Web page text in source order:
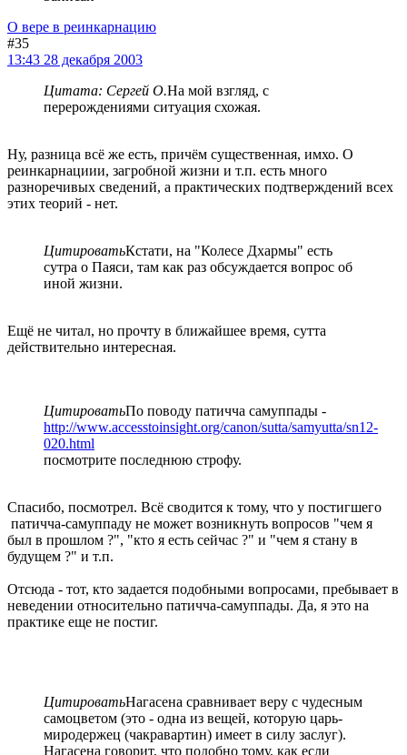
О вере в реинкарнацию
#35
13:43 28 декабря 2003
Цитата: Сергей О.На мой взгляд, с
перерождениями ситуация схожая.
Ну, разница всё же есть, причём существенная, имхо. О
реинкарнациии, загробной жизни и т.п. есть много
разноречивых сведений, а практических подтверждений всех
этих теорий - нет.
ЦитироватьКстати, на "Колесе Дхармы" есть
сутра о Паяси, там как раз обсуждается вопрос об
иной жизни.
Ещё не читал, но прочту в ближайшее время, сутта
действительно интересная.
ЦитироватьПо поводу патичча самуппады -
http://www.accesstoinsight.org/canon/sutta/samyutta/sn12-
020.html
посмотрите последнюю строфу.
Спасибо, посмотрел. Всё сводится к тому, что у постигшего
патичча-самуппаду не может возникнуть вопросов "чем я
был в прошлом ?", "кто я есть сейчас ?" и "чем я стану в
будущем ?" и т.п.
Отсюда - тот, кто задается подобными вопросами, пребывает в
неведении относительно патичча-самуппады. Да, я это на
практике еще не постиг.
ЦитироватьНагасена сравнивает веру с чудесным
самоцветом (это - одна из вещей, которую царь-
миродержец (чакравартин) имеет в силу заслуг).
Нагасена говорит, что подобно тому, как если